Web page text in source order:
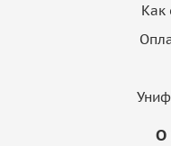
Как
О